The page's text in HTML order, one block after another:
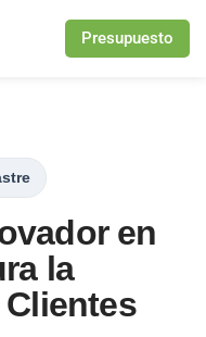
Presupuesto
en
la